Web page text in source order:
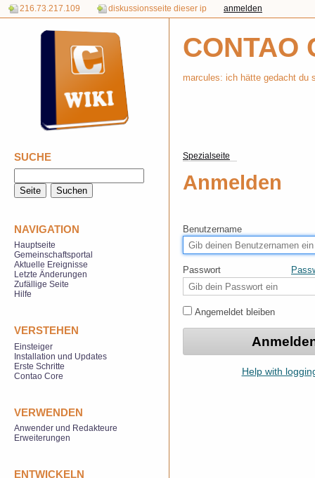
Anmelden
Benutzername
Passwort
Angemeldet bleiben
Help with
Spezialseite
216.73.217.109 diskussionsseite dieser ip anmelden
CONTAO
marcules: ich hätte gedacht du
SUCHE
NAVIGATION
Hauptseite
Gemeinschaftsportal
Aktuelle Ereignisse
Letzte Änderungen
Zufällige Seite
Hilfe
VERSTEHEN
Einsteiger
Installation und Updates
Erste Schritte
Contao Core
VERWENDEN
Anwender und Redakteure
Erweiterungen
ENTWICKELN